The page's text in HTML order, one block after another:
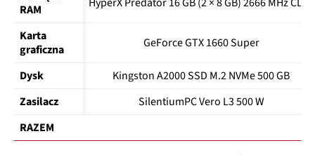
RAM
HyperX Predator 16 GB (2 × 8 GB) 2666 MHz CL13
Karta
graficzna
GeForce GTX 1660 Super
Dysk
Kingston A2000 SSD M.2 NVMe 500 GB
Zasilacz
SilentiumPC Vero L3 500 W
RAZEM